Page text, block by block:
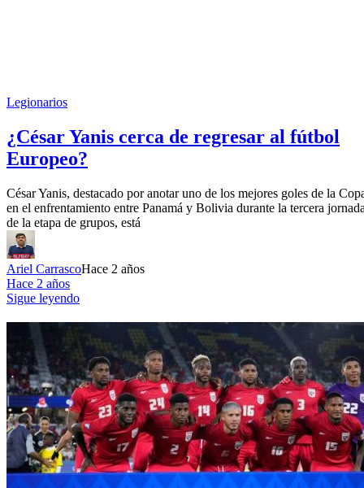
Legionarios
¿César Yanis cerca de regresar al fútbol
Europeo?
César Yanis, destacado por anotar uno de los mejores goles de la
en el enfrentamiento entre Panamá y Bolivia durante la tercera
de la etapa de grupos, está
Ariel CarrascoHace 2 años
Hace 2 años
Sigue leyendo